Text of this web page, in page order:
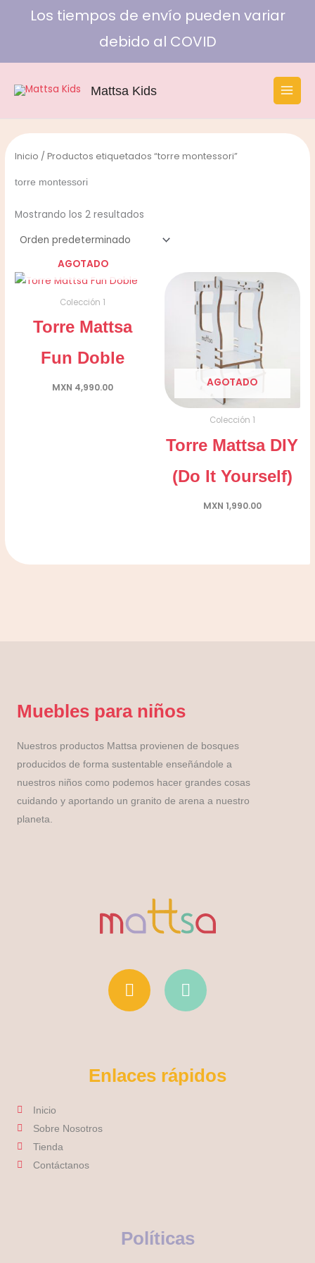
Los tiempos de envío pueden variar
debido al COVID
Mattsa Kids
Inicio / Productos etiquetados “torre montessori”
torre montessori
Mostrando los 2 resultados
AGOTADO
Colección 1
Torre Mattsa
Fun Doble
MXN 4,990.00 AGOTADO
Colección 1
Torre Mattsa DIY
(Do It Yourself)
MXN 1,990.00
Muebles para niños
Nuestros productos Mattsa provienen de bosques
producidos de forma sustentable enseñándole a
nuestros niños como podemos hacer grandes cosas
cuidando y aportando un granito de arena a nuestro
planeta.
I
n
s
r
a
F
a
c
o
k
Enlaces rápidos
Inicio
Sobre Nosotros
Tienda
Contáctanos
Políticas